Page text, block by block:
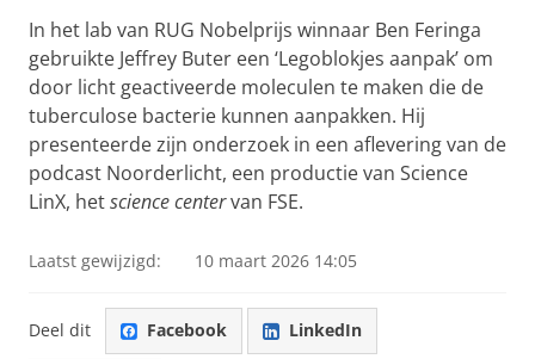
In het lab van RUG Nobelprijs winnaar Ben Feringa
gebruikte Jeffrey Buter een ‘Legoblokjes aanpak’ om
door licht geactiveerde moleculen te maken die de
tuberculose bacterie kunnen aanpakken. Hij
presenteerde zijn onderzoek in een aflevering van de
podcast Noorderlicht, een productie van Science
LinX, hetscience centervan FSE.
Laatst gewijzigd: 10 maart 2026 14:05
Deel dit Facebook LinkedIn